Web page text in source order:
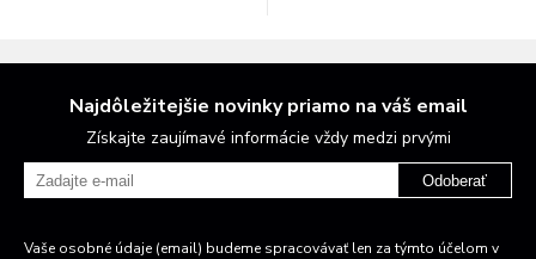
Najdôležitejšie novinky priamo na váš email
Získajte zaujímavé informácie vždy medzi prvými
Odoberať
Vaše osobné údaje (email) budeme spracovávať len za týmto účelom v